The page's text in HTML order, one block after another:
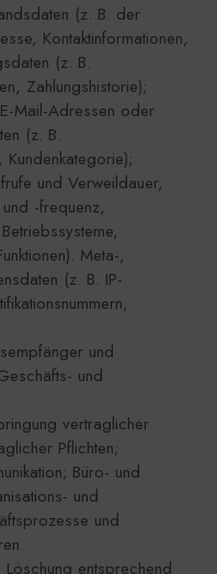
(z. B. der
Kontaktinformationen,
(z. B.
Zahlungshistorie);
Mail-Adressen oder
(z. B.
und Verweildauer,
-frequenz,
Meta-,
(z. B. IP-
und
und
vertraglicher
Pflichten;
Büro- und
und
und
entsprechend